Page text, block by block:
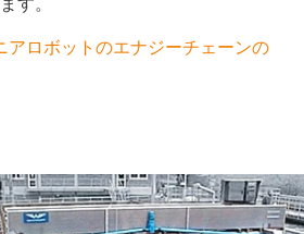
す。
アロボットのエナジーチェーンの